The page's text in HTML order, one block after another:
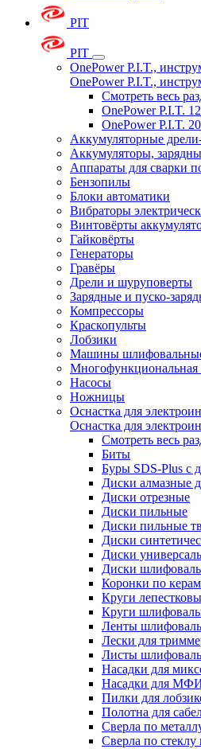
PIT
PIT
OnePower P.I.T.,
OnePower P.I.T.,
Смотреть весь
OnePower P.I.T.
OnePower P.I.T.
Аккумуляторные
Аккумуляторы,
Аппараты для сварки
Бензопилы
Блоки автоматики
Вибраторы
Винтовёрты
Гайковёрты
Генераторы
Гравёры
Дрели и шуруповерты
Зарядные и пуско-
Компрессоры
Краскопульты
Лобзики
Машины
Насосы
Ножницы
Оснастка для
Оснастка для
Смотреть весь
Биты
Буры SDS-Plus c
Диски
Диски отрезные
Диски пильные
Диски пильные
Диски
Диски
Диски
Коронки по
Круги
Круги
Ленты
Лески для
Листы
Насадки для
Насадки для
Пилки для
Полотна для
Сверла по
Сверла по стеклу